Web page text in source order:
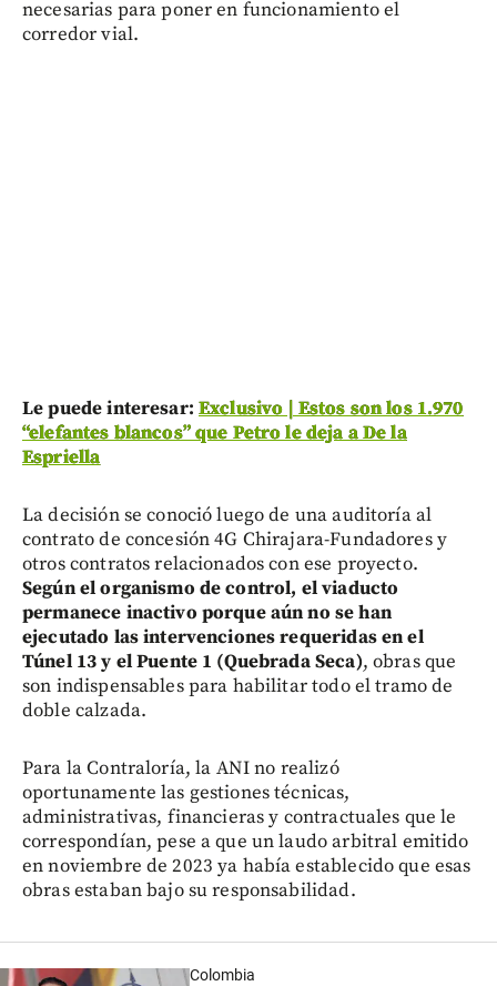
necesarias para poner en funcionamiento el
corredor vial.
Le puede interesar: Exclusivo | Estos son los 1.970
“elefantes blancos” que Petro le deja a De la
Espriella
La decisión se conoció luego de una auditoría al
contrato de concesión 4G Chirajara-Fundadores y
otros contratos relacionados con ese proyecto.
Según el organismo de control, el viaducto
permanece inactivo porque aún no se han
ejecutado las intervenciones requeridas en el
Túnel 13 y el Puente 1 (Quebrada Seca), obras que
son indispensables para habilitar todo el tramo de
doble calzada.
Para la Contraloría, la ANI no realizó
oportunamente las gestiones técnicas,
administrativas, financieras y contractuales que le
correspondían, pese a que un laudo arbitral emitido
en noviembre de 2023 ya había establecido que esas
obras estaban bajo su responsabilidad.
Colombia